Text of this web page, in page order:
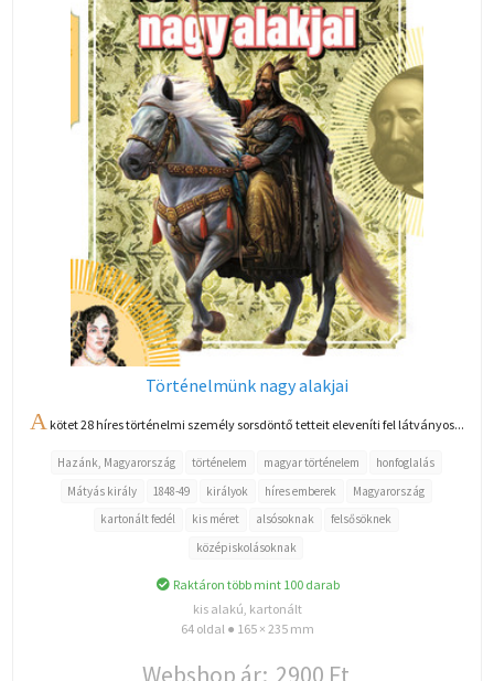
Történelmünk nagy alakjai
A kötet 28 híres történelmi személy sorsdöntő tetteit eleveníti fel látványos...
Hazánk, Magyarország történelem magyar történelem
honfoglalás
Mátyás király
1848-49 királyok híres emberek
Magyarország
kartonált fedél
kis méret alsósoknak
felsősöknek
középiskolásoknak
Raktáron több mint 100 darab
kis alakú, kartonált
64 oldal ● 165 × 235 mm